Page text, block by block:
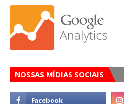
NOSSAS MÍDIAS SOCIAIS